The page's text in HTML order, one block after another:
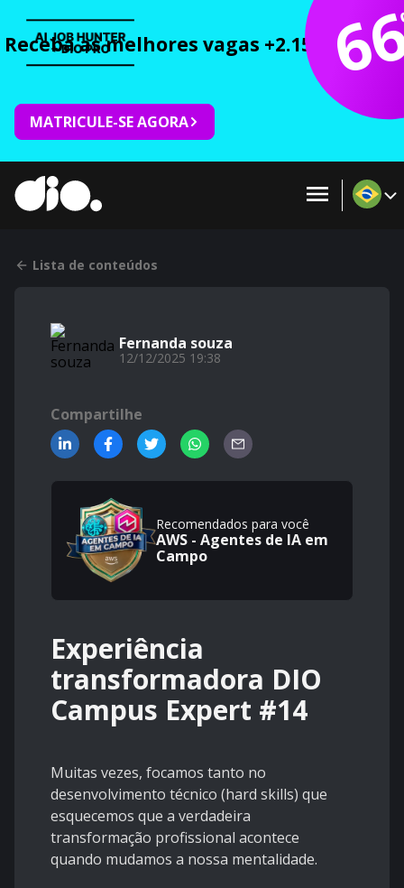
Receba as melhores vagas +2.150 cursos
MATRICULE-SE AGORA
Lista de conteúdos
Fernanda souza
12/12/2025 19:38
Compartilhe
Recomendados para você
AWS - Agentes de IA em
Campo
Experiência
transformadora DIO
Campus Expert #14
Muitas vezes, focamos tanto no
desenvolvimento técnico (hard skills) que
esquecemos que a verdadeira
transformação profissional acontece
quando mudamos a nossa mentalidade.